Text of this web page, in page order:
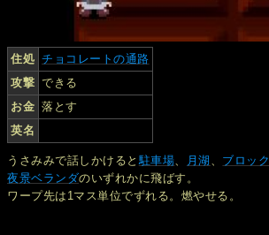
住処 チョコレートの通路
攻撃 できる
お金 落とす
英名
うさみみで話しかけると 駐車場 月湖 ブロック
夜景ベランダのいずれかに飛ばす。
ワープ先は1マス単位でずれる。燃やせる。